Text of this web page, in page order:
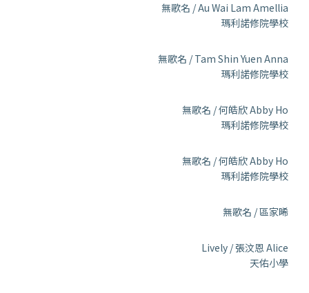
無歌名 / Au Wai Lam Amellia
瑪利諾修院學校
無歌名 / Tam Shin Yuen Anna
瑪利諾修院學校
無歌名 / 何皓欣 Abby Ho
瑪利諾修院學校
無歌名 / 何皓欣 Abby Ho
瑪利諾修院學校
無歌名 / 區家晞
Lively / 張汶恩 Alice
天佑小學